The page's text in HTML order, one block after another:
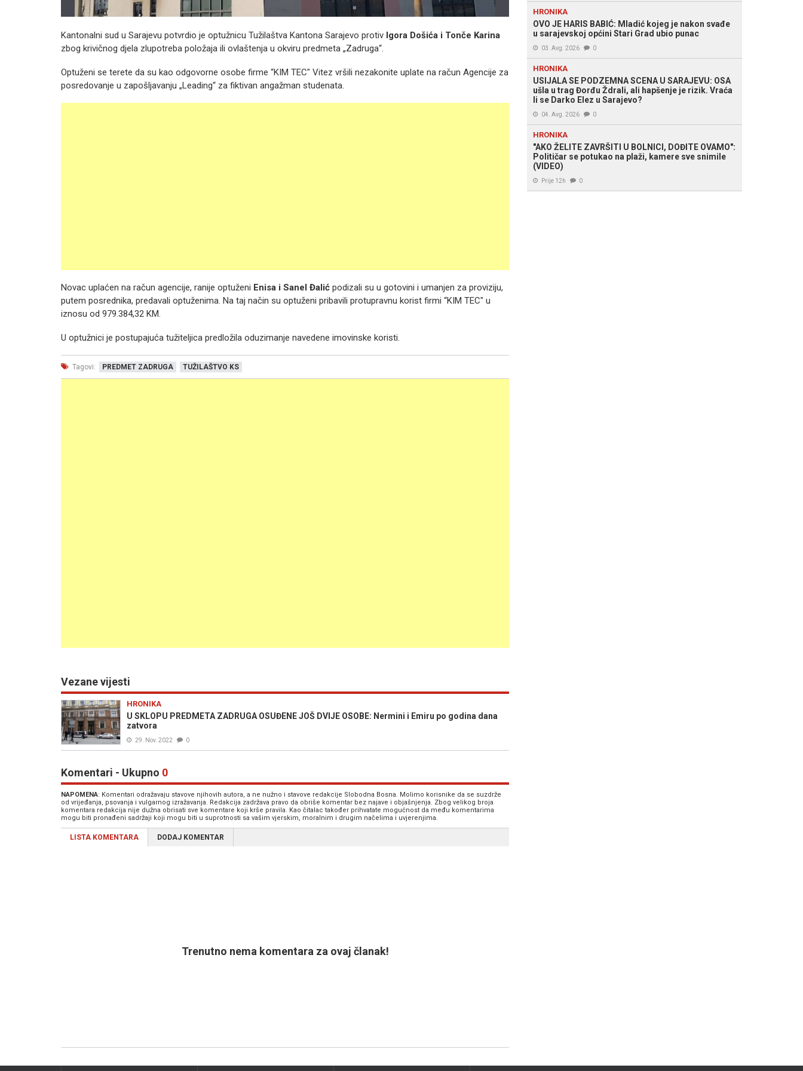
Kantonalni sud u Sarajevu potvrdio je optužnicu Tužilaštva Kantona Sarajevo protiv Igora Došića i Tonče Karina
zbog krivičnog djela zlupotreba položaja ili ovlaštenja u okviru predmeta „Zadruga“.
Optuženi se terete da su kao odgovorne osobe firme “KIM TEC" Vitez vršili nezakonite uplate na račun Agencije za
posredovanje u zapošljavanju „Leading“ za fiktivan angažman studenata.
Novac uplaćen na račun agencije, ranije optuženi Enisa i Sanel Đalić podizali su u gotovini i umanjen za proviziju,
putem posrednika, predavali optuženima. Na taj način su optuženi pribavili protupravnu korist firmi “KIM TEC" u
iznosu od 979.384,32 KM.
U optužnici je postupajuća tužiteljica predložila oduzimanje navedene imovinske koristi.
Tagovi: PREDMET ZADRUGA TUŽILAŠTVO KS
Vezane vijesti
HRONIKA
U SKLOPU PREDMETA ZADRUGA OSUĐENE JOŠ DVIJE OSOBE: Nermini i Emiru po godina dana
zatvora
29. Nov. 2022 0
Komentari - Ukupno 0
NAPOMENA: Komentari odražavaju stavove njihovih autora, a ne nužno i stavove redakcije Slobodna Bosna. Molimo korisnike da se suzdrže
od vrijeđanja, psovanja i vulgarnog izražavanja. Redakcija zadržava pravo da obriše komentar bez najave i objašnjenja. Zbog velikog broja
komentara redakcija nije dužna obrisati sve komentare koji krše pravila. Kao čitalac također prihvatate mogućnost da među komentarima
mogu biti pronađeni sadržaji koji mogu biti u suprotnosti sa vašim vjerskim, moralnim i drugim načelima i uvjerenjima.
LISTA KOMENTARA DODAJ KOMENTAR
Trenutno nema komentara za ovaj članak!
HRONIKA
OVO JE HARIS BABIĆ: Mladić kojeg je nakon svađe
u sarajevskoj općini Stari Grad ubio punac
03. Avg. 2026 0
HRONIKA
USIJALA SE PODZEMNA SCENA U SARAJEVU: OSA
ušla u trag Đorđu Ždrali, ali hapšenje je rizik. Vraća
li se Darko Elez u Sarajevo?
04. Avg. 2026 0
HRONIKA
"AKO ŽELITE ZAVRŠITI U BOLNICI, DOĐITE OVAMO":
Političar se potukao na plaži, kamere sve snimile
(VIDEO)
Prije 12h 0